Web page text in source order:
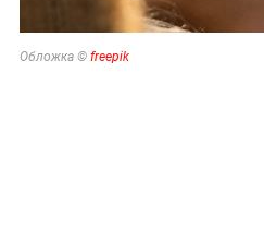
Обложка ©freepik